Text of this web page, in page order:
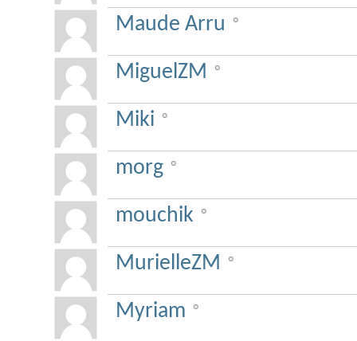
Maude Arru
MiguelZM
Miki
morg
mouchik
MurielleZM
Myriam